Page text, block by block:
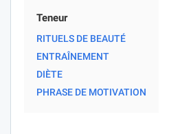
Teneur
RITUELS DE BEAUTÉ
ENTRAÎNEMENT
DIÈTE
PHRASE DE MOTIVATION